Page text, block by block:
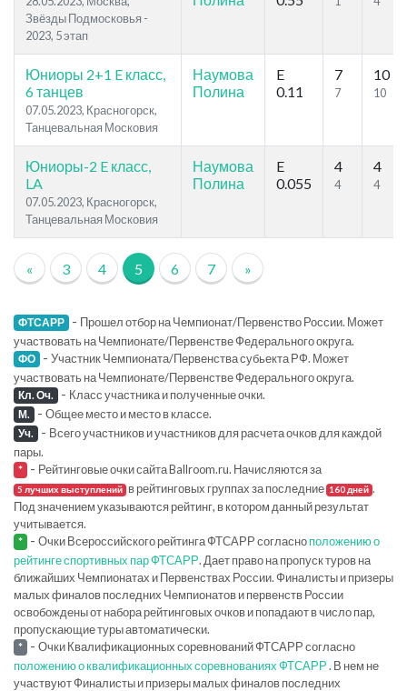
Звёзды Подмосковья -
2023, 5 этап
Юниоры 2+1 E класс,
6 танцев
07.05.2023, Красногорск,
Танцевальная Московия
Наумова
Полина
E
0.11
7
7
10
10
Юниоры-2 E класс,
LA
07.05.2023, Красногорск,
Танцевальная Московия
Наумова
Полина
E
0.055
4
4
4
4
« 3 4 5 6 7 »
ФТСАРР - Прошел отбор на Чемпионат/Первенство России. Может
участвовать на Чемпионате/Первенстве Федерального округа.
ФО - Участник Чемпионата/Первенства субьекта РФ. Может
участвовать на Чемпионате/Первенстве Федерального округа.
Кл. Оч. - Класс участника и полученные очки.
М. - Общее место и место в классе.
Уч. - Всего участников и участников для расчета очков для каждой
пары.
* - Рейтинговые очки сайта Ballroom.ru. Начисляются за
5 лучших выступлений в рейтинговых группах за последние 160 дней .
Под значением указываются рейтинг, в котором данный результат
учитывается.
* - Очки Всероссийского рейтинга ФТСАРР согласноположению о
рейтинге спортивных пар ФТСАРР. Дает право на пропуск туров на
ближайших Чемпионатах и Первенствах России. Финалисты и призеры
малых финалов последних Чемпионатов и первенств России
освобождены от набора рейтинговых очков и попадают в число пар,
пропускающие туры автоматически.
* - Очки Квалификационных соревнований ФТСАРР согласно
положению о квалификационных соревнованиях ФТСАРР. В нем не
участвуют Финалисты и призеры малых финалов последних